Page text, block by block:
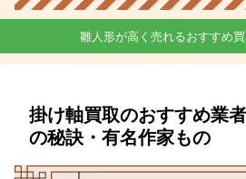
雛人形が高く売れるおすすめ
掛け軸買取のおすすめ業
の秘訣・有名作家もの